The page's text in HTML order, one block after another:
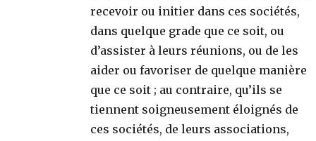
recevoir ou initier dans ces sociétés,
dans quelque grade que ce soit, ou
d’assister à leurs réunions, ou de les
aider ou favoriser de quelque manière
que ce soit ; au contraire, qu’ils se
tiennent soigneusement éloignés de
ces sociétés, de leurs associations,